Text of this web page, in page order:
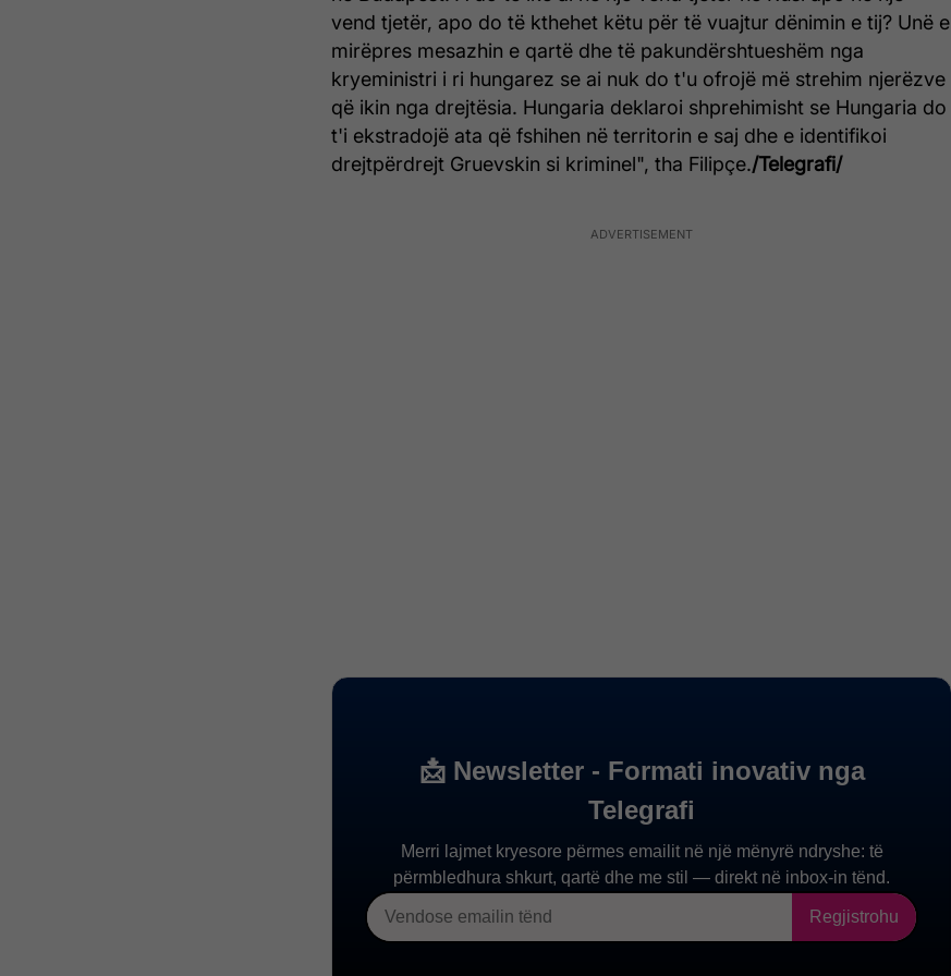
vend tjetër, apo do të kthehet këtu për të vuajtur dënimin e tij? Unë e
mirëpres mesazhin e qartë dhe të pakundërshtueshëm nga
kryeministri i ri hungarez se ai nuk do t'u ofrojë më strehim njerëzve
që ikin nga drejtësia. Hungaria deklaroi shprehimisht se Hungaria do
t'i ekstradojë ata që fshihen në territorin e saj dhe e identifikoi
drejtpërdrejt Gruevskin si kriminel", tha Filipçe./Telegrafi/